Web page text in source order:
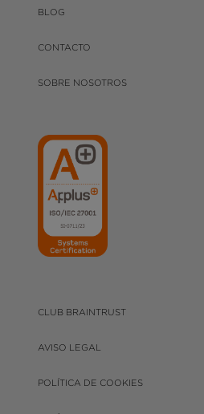
BLOG
CONTACTO
SOBRE NOSOTROS
CLUB BRAINTRUST
AVISO LEGAL
POLÍTICA DE COOKIES